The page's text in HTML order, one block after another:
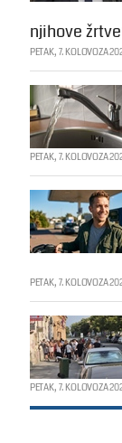
njihove
PETAK, 7. KOLOVOZA
PETAK, 7. KOLOVOZA
PETAK, 7. KOLOVOZA
PETAK, 7. KOLOVOZA